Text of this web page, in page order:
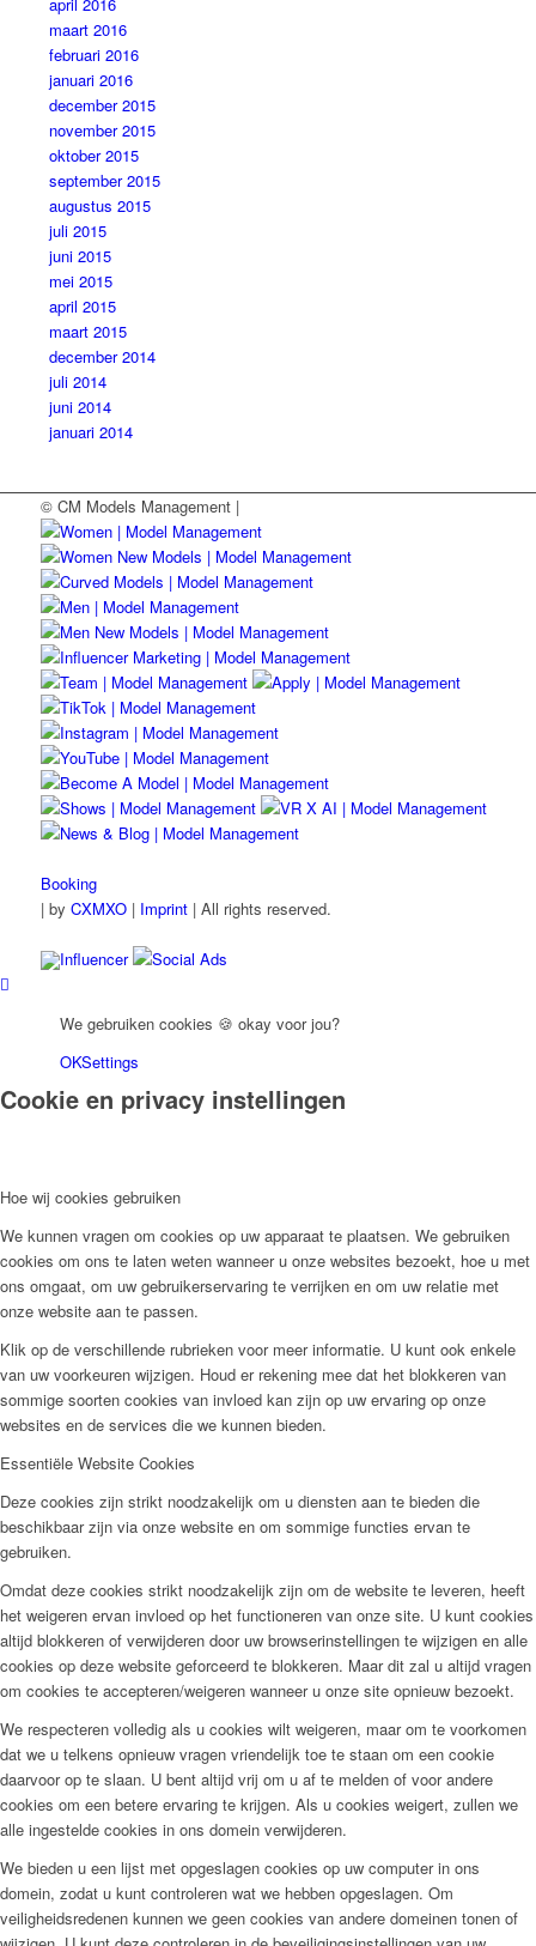
maart 2016
februari 2016
januari 2016
december 2015
november 2015
oktober 2015
september 2015
augustus 2015
juli 2015
juni 2015
mei 2015
april 2015
maart 2015
december 2014
juli 2014
juni 2014
januari 2014
© CM Models Management |
Booking
| by CXMXO| Imprint| All rights reserved.
Influencer Social Ads
We gebruiken cookies 🍪 okay voor jou?
OKSettings
Cookie en privacy instellingen
Hoe wij cookies gebruiken
We kunnen vragen om cookies op uw apparaat te plaatsen. We gebruiken
cookies om ons te laten weten wanneer u onze websites bezoekt, hoe u met
ons omgaat, om uw gebruikerservaring te verrijken en om uw relatie met
onze website aan te passen.
Klik op de verschillende rubrieken voor meer informatie. U kunt ook enkele
van uw voorkeuren wijzigen. Houd er rekening mee dat het blokkeren van
sommige soorten cookies van invloed kan zijn op uw ervaring op onze
websites en de services die we kunnen bieden.
Essentiële Website Cookies
Deze cookies zijn strikt noodzakelijk om u diensten aan te bieden die
beschikbaar zijn via onze website en om sommige functies ervan te
gebruiken.
Omdat deze cookies strikt noodzakelijk zijn om de website te leveren, heeft
het weigeren ervan invloed op het functioneren van onze site. U kunt cookies
altijd blokkeren of verwijderen door uw browserinstellingen te wijzigen en alle
cookies op deze website geforceerd te blokkeren. Maar dit zal u altijd vragen
om cookies te accepteren/weigeren wanneer u onze site opnieuw bezoekt.
We respecteren volledig als u cookies wilt weigeren, maar om te voorkomen
dat we u telkens opnieuw vragen vriendelijk toe te staan om een cookie
daarvoor op te slaan. U bent altijd vrij om u af te melden of voor andere
cookies om een betere ervaring te krijgen. Als u cookies weigert, zullen we
alle ingestelde cookies in ons domein verwijderen.
We bieden u een lijst met opgeslagen cookies op uw computer in ons
domein, zodat u kunt controleren wat we hebben opgeslagen. Om
veiligheidsredenen kunnen we geen cookies van andere domeinen tonen of